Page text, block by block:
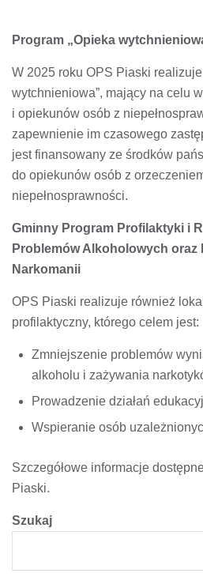
Program „Opieka
W 2025 roku OPS Piaski
wytchnieniowa”, mający na celu
i opiekunów osób z
zapewnienie im czasowego
jest finansowany ze środków
do opiekunów osób z
niepełnosprawności.​
Gminny Program Profilaktyki i
Problemów Alkoholowych oraz
Narkomanii
OPS Piaski realizuje również
profilaktyczny, którego celem jest:​
Zmniejszenie problemów
alkoholu i zażywania
Prowadzenie działań
Wspieranie osób
Szczegółowe informacje
Piaski.
Szukaj